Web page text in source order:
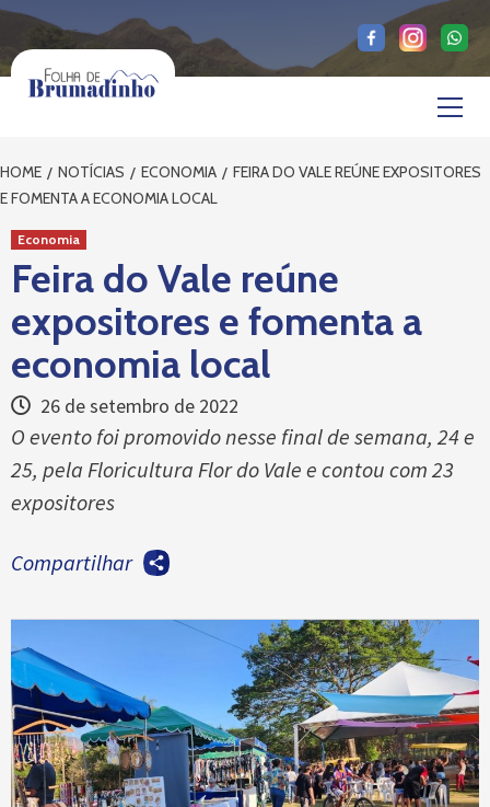
Skip
content
HOME NOTÍCIAS ECONOMIA
FEIRA DO VALE REÚNE EXPOSITORES
E FOMENTA A ECONOMIA LOCAL
Economia
Feira do Vale reúne
expositores e fomenta a
economia local
26 de setembro de 2022
O evento foi promovido nesse final de semana, 24 e
25, pela Floricultura Flor do Vale e contou com 23
expositores
Compartilhar